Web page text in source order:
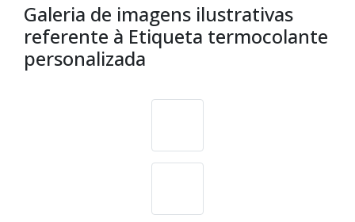
Galeria de imagens ilustrativas
referente à Etiqueta termocolante
personalizada